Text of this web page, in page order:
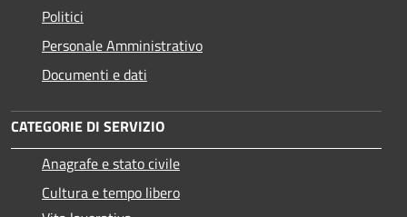
Politici
Personale Amministrativo
Documenti e dati
CATEGORIE DI SERVIZIO
Anagrafe e stato civile
Cultura e tempo libero